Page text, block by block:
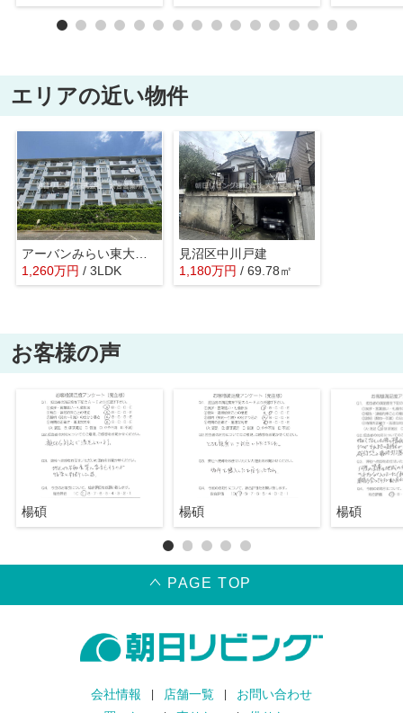
エリアの近い物件
アーバンみらい東大宮東三番街
1,260万円 / 3LDK
見沼区中川戸建
1,180万円 / 69.78㎡
お客様の声
楊碩 楊碩 楊碩
PAGE TOP
会社情報 店舗一覧
お問い合わせ